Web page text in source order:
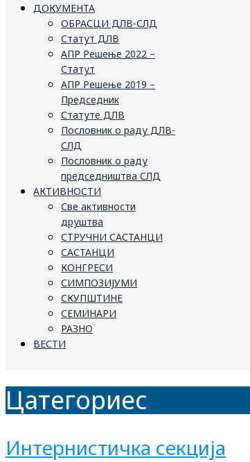
ДОКУМЕНТА
ОБРАСЦИ ДЛВ-СЛД
Статут ДЛВ
АПР Решење 2022 –
Статут
АПР Решење 2019 –
Председник
Статуте ДЛВ
Пословник о раду ДЛВ-
СЛД
Пословник о раду
председништва СЛД
АКТИВНОСТИ
Све активности
друштва
СТРУЧНИ САСТАНЦИ
САСТАНЦИ
КОНГРЕСИ
СИМПОЗИЈУМИ
СКУПШТИНЕ
СЕМИНАРИ
РАЗНО
ВЕСТИ
Цатегориес
Интернистичка секција